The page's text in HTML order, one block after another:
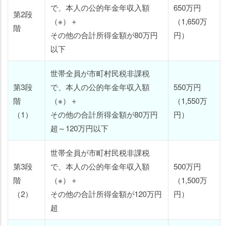
第2段
階
で、本人の公的年金年収入額
（※）＋
その他の合計所得金額が80万円
以下
650万円
（1,650万
円）
第3段
階
（1）
世帯全員が市町村民税非課税
で、本人の公的年金年収入額
（※）＋
その他の合計所得金額が80万円
超～120万円以下
550万円
（1,550万
円）
第3段
階
（2）
世帯全員が市町村民税非課税
で、本人の公的年金年収入額
（※）＋
その他の合計所得金額が120万円
超
500万円
（1,500万
円）